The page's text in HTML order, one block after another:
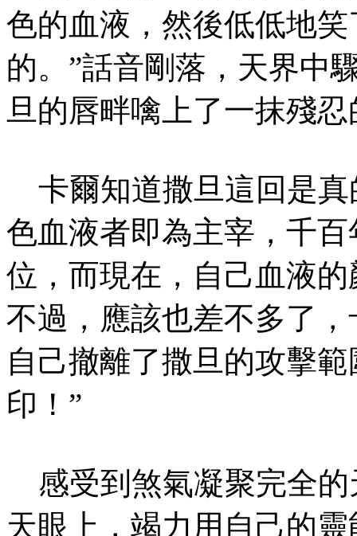
色的血液，然後低低地
的。”話音剛落，天界中
旦的唇畔噙上了一抹殘
卡爾知道撒旦這回是真
色血液者即為主宰，千
位，而現在，自己血液
不過，應該也差不多了
自己撤離了撒旦的攻擊
印！”
感受到煞氣凝聚完全的
天眼上，竭力用自己的